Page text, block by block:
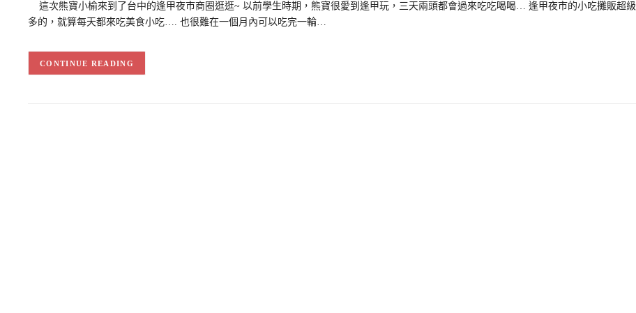
這次熊寶小榆來到了台中的逢甲夜市商圈逛逛~ 以前學生時期，熊寶很愛到逢甲玩，三天兩頭都會過來吃吃喝喝… 逢甲夜市的小吃攤販超級
多的，就算每天都來吃美食小吃…. 也很難在一個月內可以吃完一輪…
CONTINUE READING